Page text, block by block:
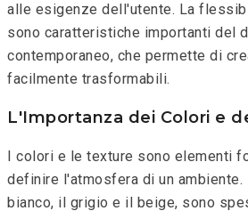
alle esigenze dell'utente. La
sono caratteristiche importanti del
contemporaneo, che permette di
facilmente trasformabili.
L'Importanza dei Colori e
I colori e le texture sono elementi
definire l'atmosfera di un ambiente.
bianco, il grigio e il beige, sono